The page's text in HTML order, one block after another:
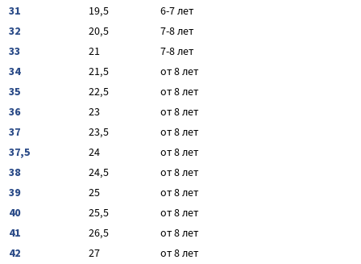
31
19,5
6-7 лет
32
20,5
7-8 лет
33
21
7-8 лет
34
21,5
от 8 лет
35
22,5
от 8 лет
36
23
от 8 лет
37
23,5
от 8 лет
37,5
24
от 8 лет
38
24,5
от 8 лет
39
25
от 8 лет
40
25,5
от 8 лет
41
26,5
от 8 лет
42
27
от 8 лет